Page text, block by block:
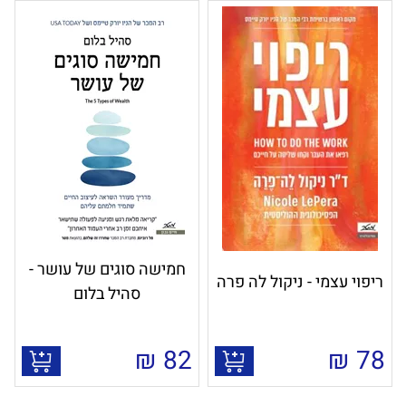
ריפוי עצמי - ניקול לה פרה
78
₪
חמישה סוגים של עושר -
סהיל בלום
82
₪